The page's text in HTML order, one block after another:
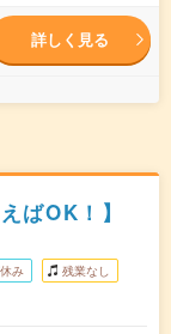
詳しく見る
ばOK！】
み 残業なし